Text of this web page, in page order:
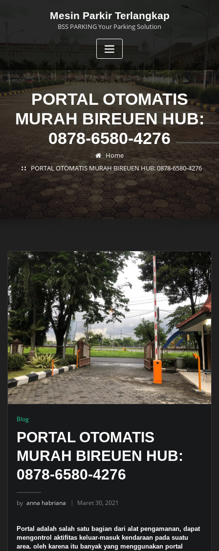
Mesin Parkir Terlangkap
BSS PARKING Your Parking Solution
PORTAL OTOMATIS
MURAH BIREUEN HUB:
0878-6580-4276
Home
PORTAL OTOMATIS MURAH BIREUEN HUB: 0878-6580-4276
Blog
PORTAL OTOMATIS
MURAH BIREUEN HUB:
0878-6580-4276
by anna habriana Maret 30, 2021
Portal adalah salah satu bagian dari alat pengamanan, dapat
mengontrol aktifitas keluar-masuk kendaraan pada suatu
area. oleh karena itu banyak yang menggunakan portal